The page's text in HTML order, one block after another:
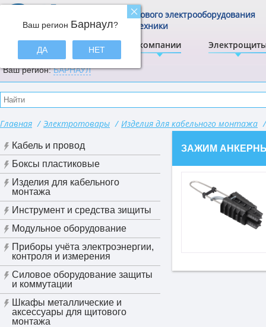
ЭлектрА О компании
Центр щитового электрооборудования
и электротехники
Ваш регион:БАРНАУЛ
Ваш регион Барнаул?
ДА НЕТ
Главная / Электротовары / Изделия для кабельного монтажа /
Кабель и провод
Боксы пластиковые
Изделия для кабельного
монтажа
Инструмент и средства зищиты
Модульное оборудование
Приборы учёта электроэнергии,
контроля и измерения
Силовое оборудование защиты
и коммутации
Шкафы металлические и
аксессуары для щитового
монтажа
ЗАЖИМ